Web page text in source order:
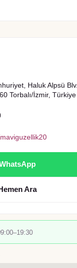
Haluk Alpsü Blv.
Torbalı/İzmir, Türkiye
Ara